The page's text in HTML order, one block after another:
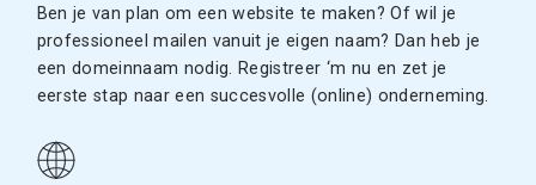
Ben je van plan om een website te maken? Of wil je
professioneel mailen vanuit je eigen naam? Dan heb je
een domeinnaam nodig. Registreer ‘m nu en zet je
eerste stap naar een succesvolle (online) onderneming.